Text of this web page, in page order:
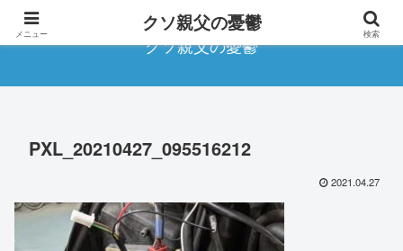
クソ親父の憂鬱
PXL_20210427_095516212
2021.04.27
メニュー クソ親父の憂鬱 検索